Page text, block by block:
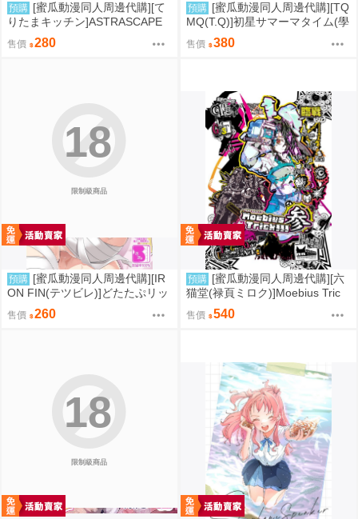
預購 [蜜瓜動漫同人周邊代購][て
りたまキッチン]ASTRASCAPE
(崩壞：星穹鐵道)(同人誌)
售價 280
預購 [蜜瓜動漫同人周邊代購][TQ
MQ(T.Q)]初星サマーマタイム(學
園偶像大師)(同人誌)
售價 380
限制級商品
18
預購 [蜜瓜動漫同人周邊代購][IR
ON FIN(テツビレ)]どたたぷリッ
プ(FGO)(同人誌)
售價 260
預購 [蜜瓜動漫同人周邊代購][六
猫堂(禄頁ミロク)]Moebius Tric
k!!! 参(FGO)(同人誌)
售價 540
限制級商品
18